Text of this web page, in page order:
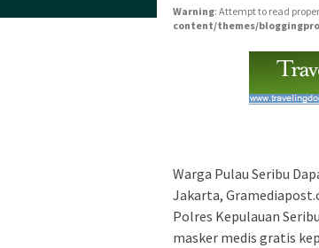
Warning: Attempt to read
content/themes/
Warga Pulau Seribu
Jakarta,
Polres Kepulauan
masker medis gratis